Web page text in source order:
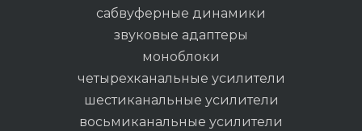
сабвуферные динамики
звуковые адаптеры
моноблоки
четырехканальные усилители
шестиканальные усилители
восьмиканальные усилители